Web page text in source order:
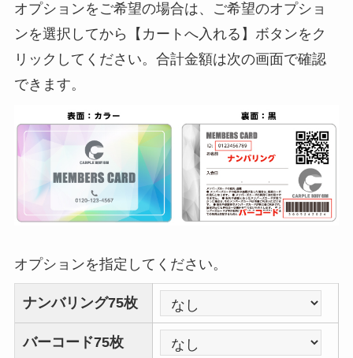
オプションをご希望の場合は、ご希望のオプショ
ンを選択してから【カートへ入れる】ボタンをク
リックしてください。合計金額は次の画面で確認
できます。
オプションを指定してください。
ナンバリング75枚
バーコード75枚